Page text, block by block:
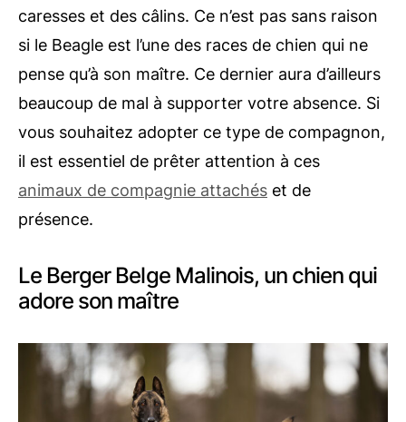
caresses et des câlins. Ce n’est pas sans raison
si le Beagle est l’une des races de chien qui ne
pense qu’à son maître. Ce dernier aura d’ailleurs
beaucoup de mal à supporter votre absence. Si
vous souhaitez adopter ce type de compagnon,
il est essentiel de prêter attention à ces
animaux de compagnie attachés et de
présence.
Le Berger Belge Malinois, un chien qui
adore son maître